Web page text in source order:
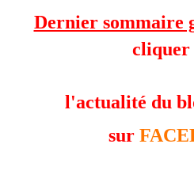
Dernier sommaire
cliquer
l'actualité du
sur